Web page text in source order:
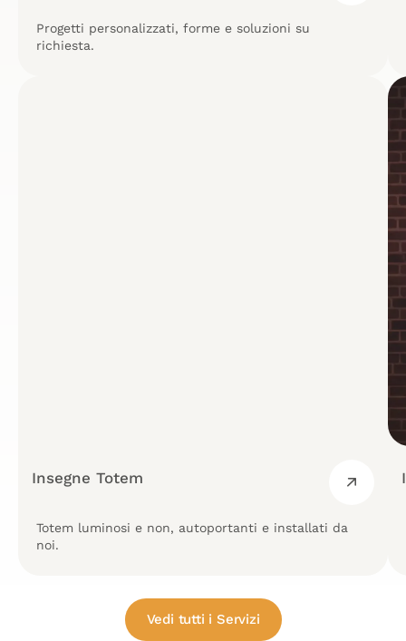
Progetti personalizzati, forme e soluzioni su
richiesta.
Insegne Totem
Totem luminosi e non, autoportanti e installati da
noi.
Vedi tutti i Servizi